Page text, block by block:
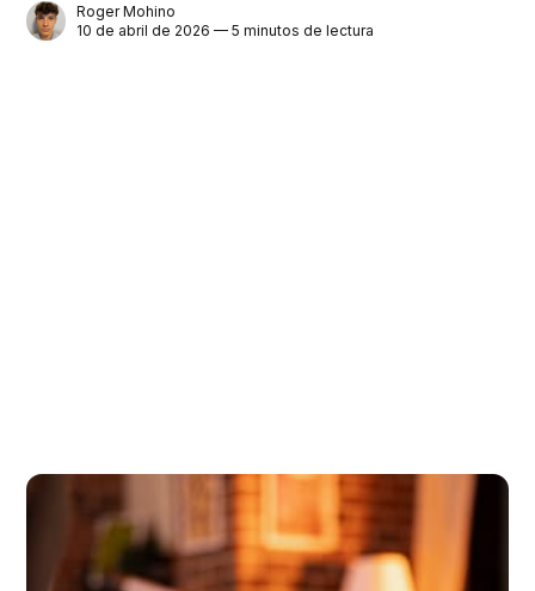
Roger Mohino
10 de abril de 2026 — 5 minutos de lectura